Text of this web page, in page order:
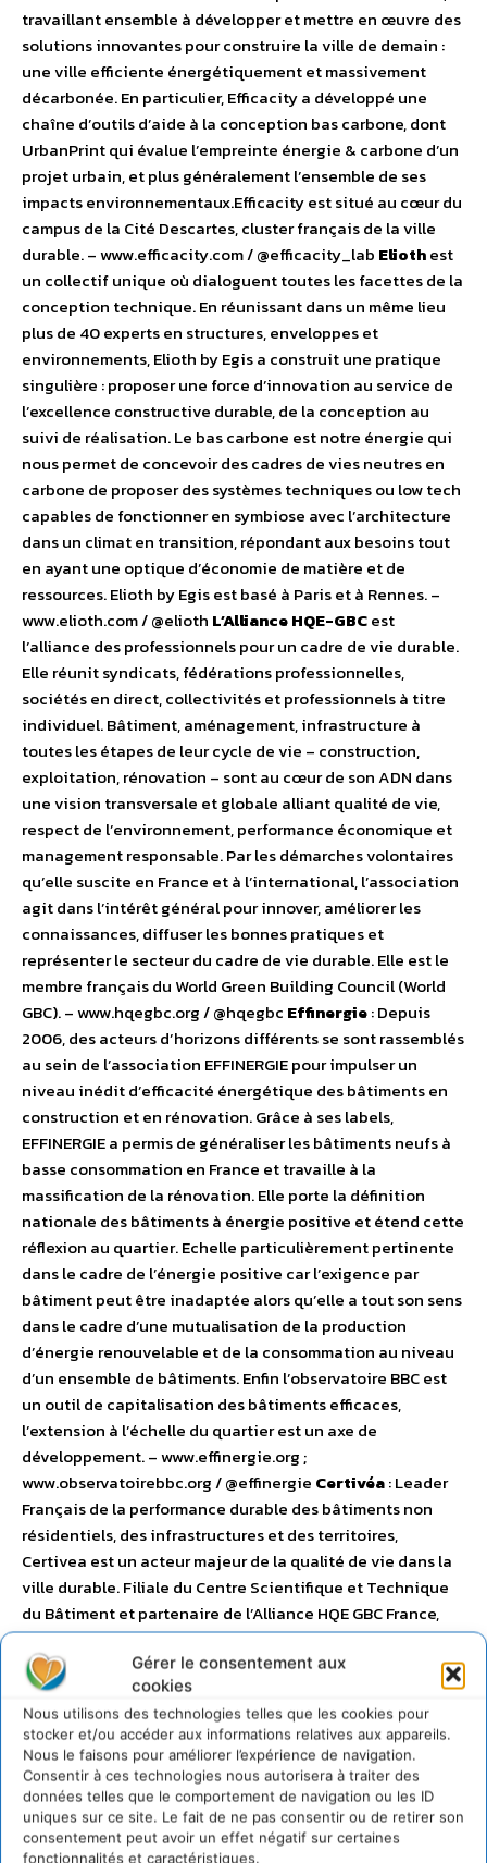
Gérer le consentement aux
cookies
Nous utilisons des technologies telles que les cookies pour
stocker et/ou accéder aux informations relatives aux appareils.
Nous le faisons pour améliorer l’expérience de navigation.
Consentir à ces technologies nous autorisera à traiter des
données telles que le comportement de navigation ou les ID
uniques sur ce site. Le fait de ne pas consentir ou de retirer son
consentement peut avoir un effet négatif sur certaines
fonctionnalités et caractéristiques.
travaillant ensemble à développer et mettre en œuvre des
solutions innovantes pour construire la ville de demain :
une ville efficiente énergétiquement et massivement
décarbonée. En particulier, Efficacity a développé une
chaîne d’outils d’aide à la conception bas carbone, dont
UrbanPrint qui évalue l’empreinte énergie & carbone d’un
projet urbain, et plus généralement l’ensemble de ses
impacts environnementaux.Efficacity est situé au cœur du
campus de la Cité Descartes, cluster français de la ville
durable. – www.efficacity.com / @efficacity_lab Eliothest
un collectif unique où dialoguent toutes les facettes de la
conception technique. En réunissant dans un même lieu
plus de 40 experts en structures, enveloppes et
environnements, Elioth by Egis a construit une pratique
singulière : proposer une force d’innovation au service de
l’excellence constructive durable, de la conception au
suivi de réalisation. Le bas carbone est notre énergie qui
nous permet de concevoir des cadres de vies neutres en
carbone de proposer des systèmes techniques ou low tech
capables de fonctionner en symbiose avec l’architecture
dans un climat en transition, répondant aux besoins tout
en ayant une optique d’économie de matière et de
ressources. Elioth by Egis est basé à Paris et à Rennes. –
www.elioth.com / @elioth L’Alliance HQE-GBCest
l’alliance des professionnels pour un cadre de vie durable.
Elle réunit syndicats, fédérations professionnelles,
sociétés en direct, collectivités et professionnels à titre
individuel. Bâtiment, aménagement, infrastructure à
toutes les étapes de leur cycle de vie – construction,
exploitation, rénovation – sont au cœur de son ADN dans
une vision transversale et globale alliant qualité de vie,
respect de l’environnement, performance économique et
management responsable. Par les démarches volontaires
qu’elle suscite en France et à l’international, l’association
agit dans l’intérêt général pour innover, améliorer les
connaissances, diffuser les bonnes pratiques et
représenter le secteur du cadre de vie durable. Elle est le
membre français du World Green Building Council (World
GBC). – www.hqegbc.org / @hqegbc Effinergie: Depuis
2006, des acteurs d’horizons différents se sont rassemblés
au sein de l’association EFFINERGIE pour impulser un
niveau inédit d’efficacité énergétique des bâtiments en
construction et en rénovation. Grâce à ses labels,
EFFINERGIE a permis de généraliser les bâtiments neufs à
basse consommation en France et travaille à la
massification de la rénovation. Elle porte la définition
nationale des bâtiments à énergie positive et étend cette
réflexion au quartier. Echelle particulièrement pertinente
dans le cadre de l’énergie positive car l’exigence par
bâtiment peut être inadaptée alors qu’elle a tout son sens
dans le cadre d’une mutualisation de la production
d’énergie renouvelable et de la consommation au niveau
d’un ensemble de bâtiments. Enfin l’observatoire BBC est
un outil de capitalisation des bâtiments efficaces,
l’extension à l’échelle du quartier est un axe de
développement. – www.effinergie.org ;
www.observatoirebbc.org / @effinergie Certivéa: Leader
Français de la performance durable des bâtiments non
résidentiels, des infrastructures et des territoires,
Certivea est un acteur majeur de la qualité de vie dans la
ville durable. Filiale du Centre Scientifique et Technique
du Bâtiment et partenaire de l’Alliance HQE GBC France,
Certivéa développe et commercialise l’offre HQETM en
France. Elle propose aussi un ensemble certifications et
labels pour accompagner les acteurs du bâtiment et de
l’immobilier dans la progression de leurs performances
durables en construction, rénovation et exploitation ainsi
que dans leurs projets d’aménagement et
d’infrastructures. Certivéa est présent en France et porte
aujourd’hui son savoir-faire français à l’international
dans plus de 20 pays, sur 5 continents. – www.certivea.fr /